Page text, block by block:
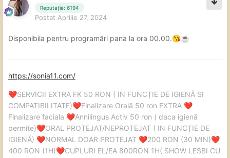
Reputație: 6194
Postat Aprilie 27, 2024
Disponibila pentru programări pana la ora 00.00.😘☕
https://sonia11.com/
❤️SERVICII EXTRA FK 50 RON ( IN FUNCȚIE DE IGIENĂ SI
COMPATIBILITATE)❤️Finalizare Orală 50 ron EXTRA ❤️
Finalizare faciala ❤️Annilingus Activ 50 ron ( daca igienă
permite)❤️ORAL PROTEJAT/NEPROTEJAT ( IN FUNCȚIE DE
IGIENĂ) ❤️NORMAL DOAR PROTEJAT ❤️200 RON (30 MIN)❤️
400 RON (1H)❤️CUPLURI EL/EA 800RON 1H( SHOW LESBI CU